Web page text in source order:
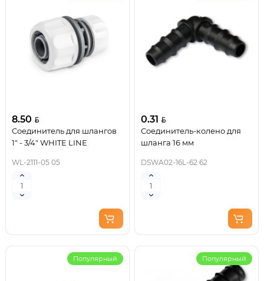
8.50
Соединитель для шлангов
1" - 3/4" WHITE LINE
WL-2111-05 05
0.31
Соединитель-колено для
шланга 16 мм
DSWA02-16L-62 62
Популярный Популярный